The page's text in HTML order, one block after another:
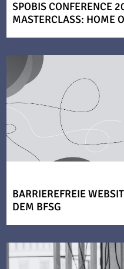
SPOBIS CONFERENCE
MASTERCLASS: HOME
BARRIEREFREIE
DEM BFSG